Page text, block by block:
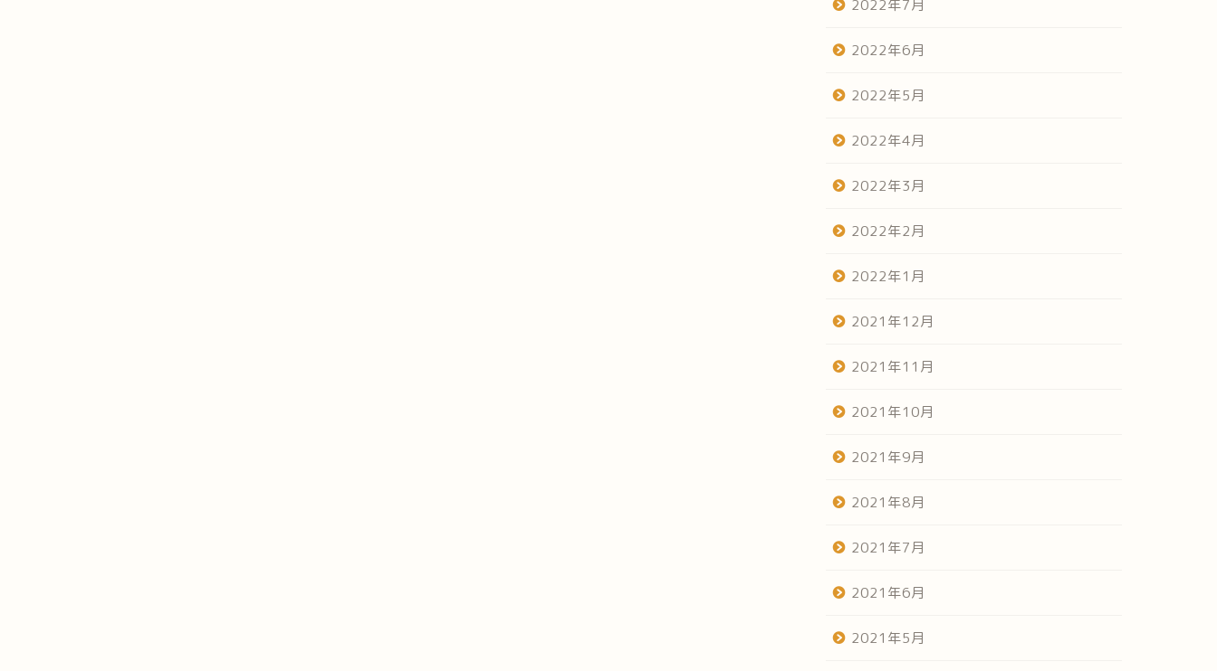
2022年7月
2022年6月
2022年5月
2022年4月
2022年3月
2022年2月
2022年1月
2021年12月
2021年11月
2021年10月
2021年9月
2021年8月
2021年7月
2021年6月
2021年5月